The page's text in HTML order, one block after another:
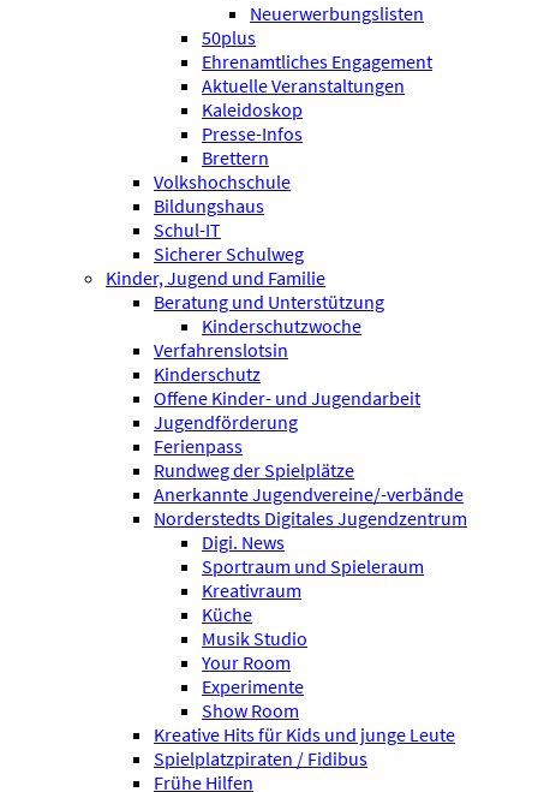
Neuerwerbungslisten
50plus
Ehrenamtliches Engagement
Aktuelle Veranstaltungen
Kaleidoskop
Presse-Infos
Brettern
Volkshochschule
Bildungshaus
Schul-IT
Sicherer Schulweg
Kinder, Jugend und Familie
Beratung und Unterstützung
Kinderschutzwoche
Verfahrenslotsin
Kinderschutz
Offene Kinder- und Jugendarbeit
Jugendförderung
Ferienpass
Rundweg der Spielplätze
Anerkannte Jugendvereine/-verbände
Norderstedts Digitales Jugendzentrum
Digi. News
Sportraum und Spieleraum
Kreativraum
Küche
Musik Studio
Your Room
Experimente
Show Room
Kreative Hits für Kids und junge Leute
Spielplatzpiraten / Fidibus
Frühe Hilfen